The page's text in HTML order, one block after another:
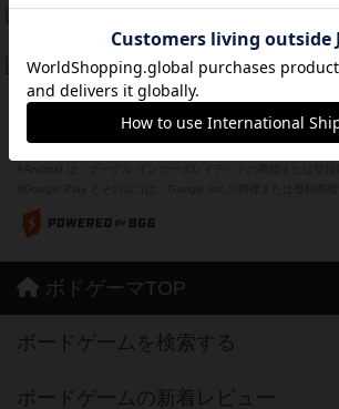
Bitter End ブタペスト救出作戦
紹介文なし 1件の投稿
ドコジャン
紹介文あり 10件の投稿
※Apple、Apple のロゴ は、米国および他の国々で登録された
ボドゲーマTOP
ボードゲームを検索する
ボードゲームの新着レビュー